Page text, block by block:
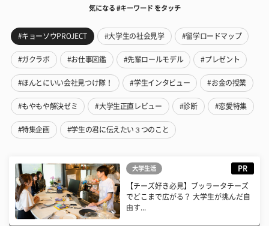
気になる #キーワード をタッチ
#キョーソウPROJECT #大学生の社会見学 #留学ロードマップ
#ガクラボ #お仕事図鑑 #先輩ロールモデル #プレゼント
#ほんとにいい会社見つけ隊！ #学生インタビュー #お金の授業
#もやもや解決ゼミ #大学生正直レビュー #診断 #恋愛特集
#特集企画 #学生の君に伝えたい３つのこと
大学生活 PR
【チーズ好き必見】ブッラータチーズ
でどこまで広がる？ 大学生が挑んだ自
由す...